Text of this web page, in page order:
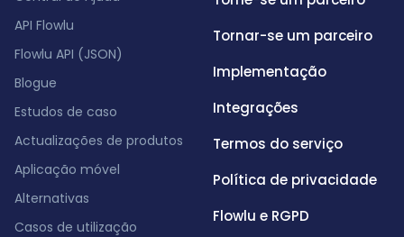
API Flowlu
Flowlu API (JSON)
Blogue
Estudos de caso
Actualizações de produtos
Aplicação móvel
Alternativas
Casos de utilização
Tornar-se um parceiro
Implementação
Integrações
Termos do serviço
Política de privacidade
Flowlu e RGPD